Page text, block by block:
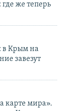
же теперь
в Крым на
завезут
карте мира».